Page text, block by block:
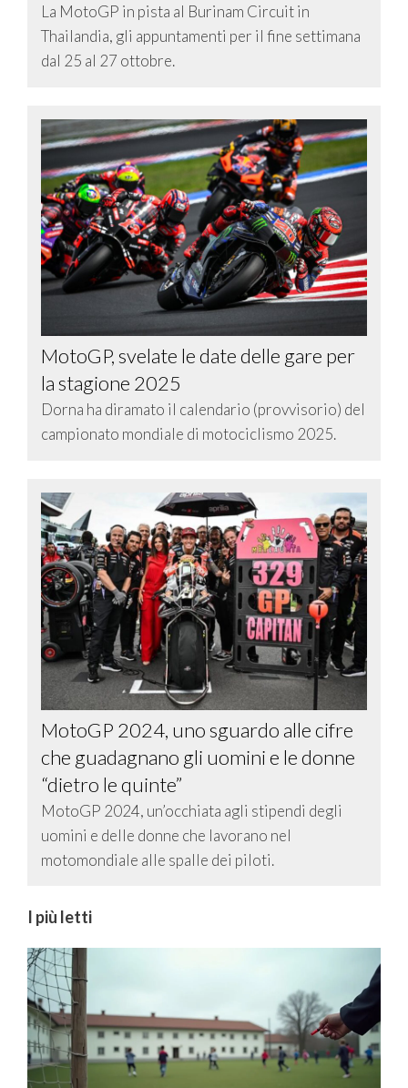
La MotoGP in pista al Burinam Circuit in
Thailandia, gli appuntamenti per il fine settimana
dal 25 al 27 ottobre.
MotoGP, svelate le date delle gare per
la stagione 2025
Dorna ha diramato il calendario (provvisorio) del
campionato mondiale di motociclismo 2025.
MotoGP 2024, uno sguardo alle cifre
che guadagnano gli uomini e le donne
“dietro le quinte”
MotoGP 2024, un’occhiata agli stipendi degli
uomini e delle donne che lavorano nel
motomondiale alle spalle dei piloti.
I più letti